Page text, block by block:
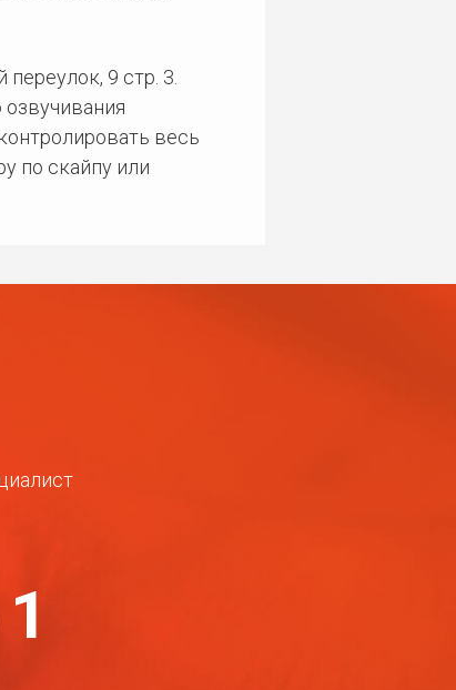
9 стр. 3.
весь
по скайпу или